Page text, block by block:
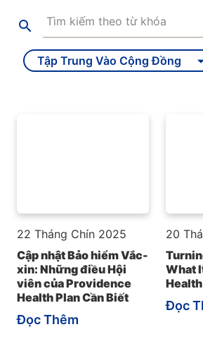
22 Tháng Chín 2025
Cập nhật Bảo hiểm Vắc-
xin: Những điều Hội
viên của Providence
Health Plan Cần Biết
Đọc Thêm
20
What
Đọc